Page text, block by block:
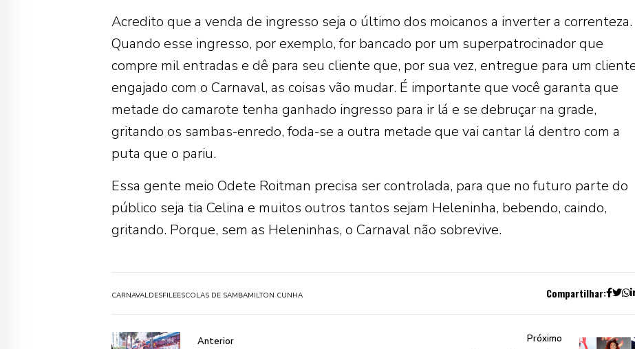
Acredito que a venda de ingresso seja o último dos moicanos a inverter a correnteza.
Quando esse ingresso, por exemplo, for bancado por um superpatrocinador que
compre mil entradas e dê para seu cliente que, por sua vez, entregue para um
engajado com o Carnaval, as coisas vão mudar. É importante que você garanta que
metade do camarote tenha ganhado ingresso para ir lá e se debruçar na grade,
gritando os sambas-enredo, foda-se a outra metade que vai cantar lá dentro com a
puta que o pariu.
Essa gente meio Odete Roitman precisa ser controlada, para que no futuro parte do
público seja tia Celina e muitos outros tantos sejam Heleninha, bebendo, caindo,
gritando. Porque, sem as Heleninhas, o Carnaval não sobrevive.
CARNAVALDESFILEESCOLAS DE SAMBAMILTON CUNHA Compartilhar:
Anterior Próximo